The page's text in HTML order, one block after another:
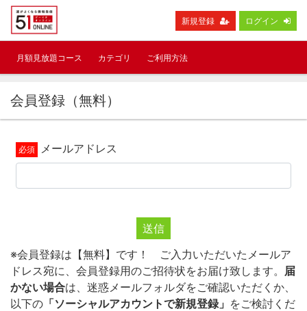
新規登録 ログイン
月額見放題コース カテゴリ ご利用方法
会員登録（無料）
メールアドレス
送信
※会員登録は【無料】です！ ご入力いただいたメールア
ドレス宛に、会員登録用のご招待状をお届け致します。 届
かない場合は、迷惑メールフォルダをご確認いただくか、
以下の 「ソーシャルアカウントで新規登録」 をご検討くだ